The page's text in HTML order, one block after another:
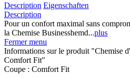
Description Eigenschaften
Description
Pour un confort maximal sans
la Chemise Businesshemd...plus
Fermer menu
Informations sur le produit "Chemise
Comfort Fit"
Coupe : Comfort Fit